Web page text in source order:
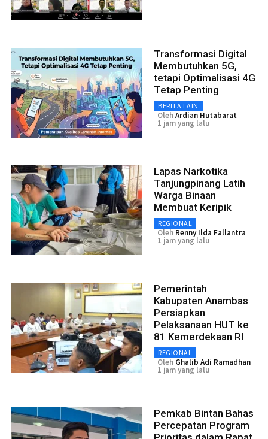
Transformasi Digital
Membutuhkan 5G,
tetapi Optimalisasi 4G
Tetap Penting
BERITA LAIN
OlehArdian Hutabarat
1 jam yang lalu
Lapas Narkotika
Tanjungpinang Latih
Warga Binaan
Membuat Keripik
REGIONAL
Oleh Renny Ilda Fallantra
1 jam yang lalu
Pemerintah
Kabupaten Anambas
Persiapkan
Pelaksanaan HUT ke
81 Kemerdekaan RI
REGIONAL
Oleh Ghalib Adi Ramadhan
1 jam yang lalu
Pemkab Bintan Bahas
Percepatan Program